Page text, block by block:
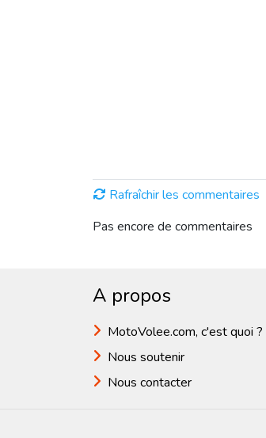
Rafraîchir les commentaires
Pas encore de commentaires
A propos
MotoVolee.com, c'est quoi ?
Nous soutenir
Nous contacter